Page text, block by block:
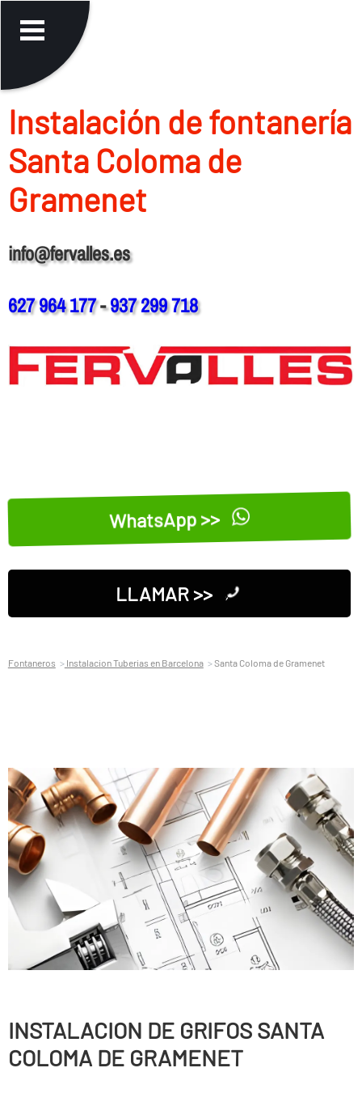
Instalación de fontanerí­a
Santa Coloma de
Gramenet
info@fervalles.es
627 964 177-937 299 718
WhatsApp >>
LLAMAR >>
Fontaneros Instalacion Tuberias en Barcelona Santa Coloma de Gramenet
INSTALACION DE GRIFOS SANTA
COLOMA DE GRAMENET